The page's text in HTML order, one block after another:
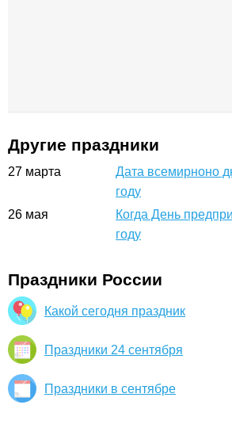
Другие праздники
27 марта
Дата всемирноно
году
26 мая
Когда День
году
Праздники России
Какой сегодня праздник
Праздники 24 сентября
Праздники в сентябре